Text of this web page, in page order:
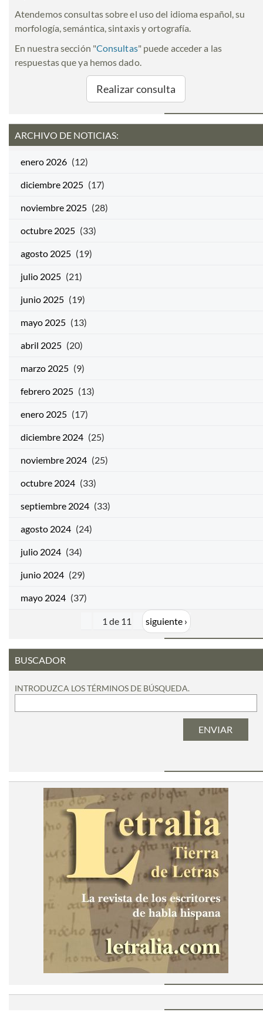
Atendemos consultas sobre el uso del idioma español, su
morfología, semántica, sintaxis y ortografía.
En nuestra sección "Consultas" puede acceder a las
respuestas que ya hemos dado.
Realizar consulta
ARCHIVO DE NOTICIAS:
enero 2026 (12)
diciembre 2025 (17)
noviembre 2025 (28)
octubre 2025 (33)
agosto 2025 (19)
julio 2025 (21)
junio 2025 (19)
mayo 2025 (13)
abril 2025 (20)
marzo 2025 (9)
febrero 2025 (13)
enero 2025 (17)
diciembre 2024 (25)
noviembre 2024 (25)
octubre 2024 (33)
septiembre 2024 (33)
agosto 2024 (24)
julio 2024 (34)
junio 2024 (29)
mayo 2024 (37)
1 de 11 siguiente ›
BUSCADOR
INTRODUZCA LOS TÉRMINOS DE BÚSQUEDA.